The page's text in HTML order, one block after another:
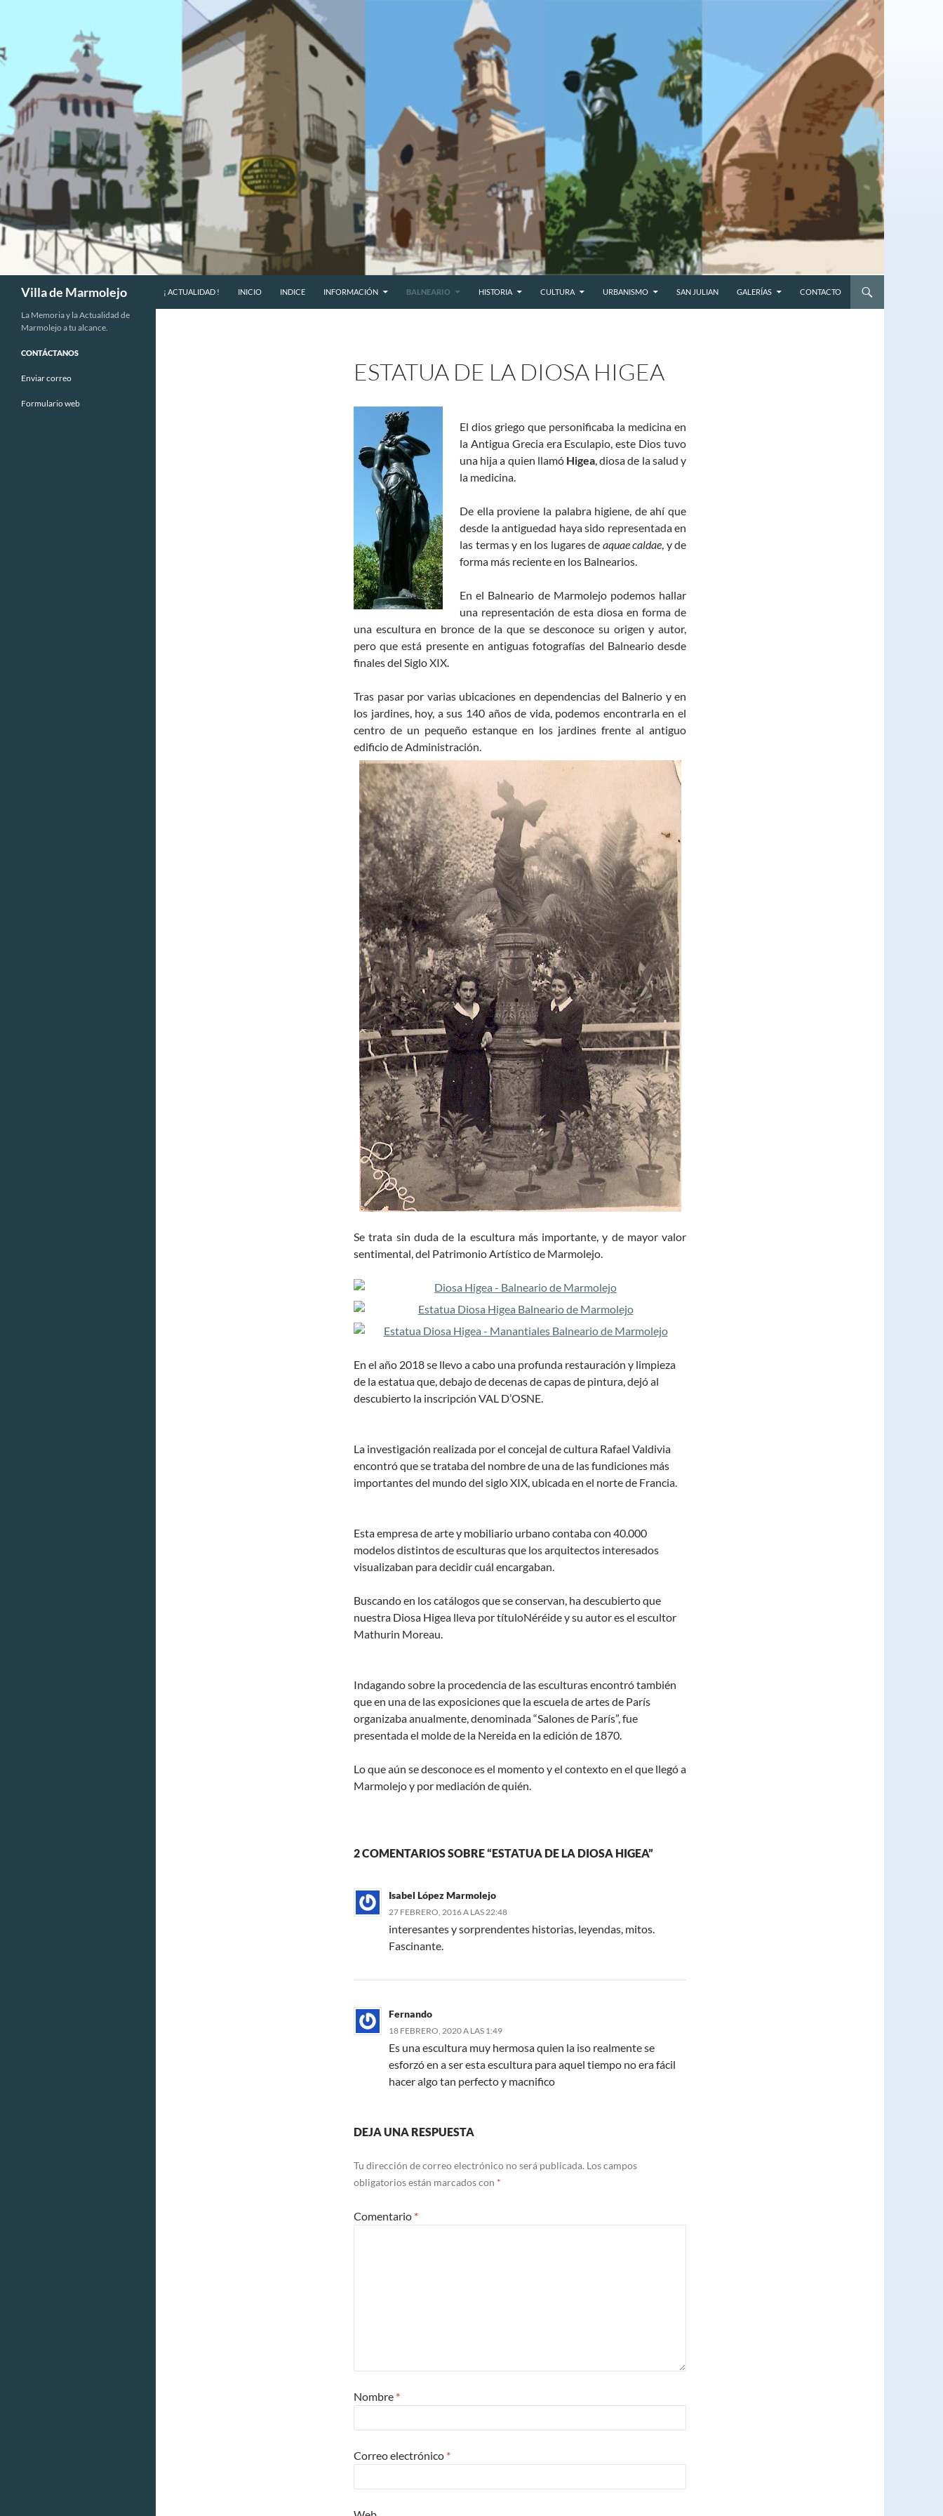
Villa de Marmolejo
¡ ACTUALIDAD !
INICIO INDICE INFORMACIÓN BALNEARIO HISTORIA CULTURA URBANISMO SAN JULIAN GALERÍAS CONTACTO
ESTATUA DE LA DIOSA HIGEA
El dios griego que personificaba la medicina en
la Antigua Grecia era Esculapio, este Dios tuvo
una hija a quien llamó Higea, diosa de la salud y
la medicina.
De ella proviene la palabra higiene, de ahí que
desde la antiguedad haya sido representada en
las termas y en los lugares de aquae caldae, y de
forma más reciente en los Balnearios.
En el Balneario de Marmolejo podemos hallar
una representación de esta diosa en forma de
una escultura en bronce de la que se desconoce su origen y autor,
pero que está presente en antiguas fotografías del Balneario desde
finales del Siglo XIX.
Tras pasar por varias ubicaciones en dependencias del Balnerio y en
los jardines, hoy, a sus 140 años de vida, podemos encontrarla en el
centro de un pequeño estanque en los jardines frente al antiguo
edificio de Administración.
Se trata sin duda de la escultura más importante, y de mayor valor
sentimental, del Patrimonio Artístico de Marmolejo.
En el año 2018 se llevo a cabo una profunda restauración y limpieza
de la estatua que, debajo de decenas de capas de pintura, dejó al
descubierto la inscripción VAL D’OSNE.
La investigación realizada por el concejal de cultura Rafael Valdivia
encontró que se trataba del nombre de una de las fundiciones más
importantes del mundo del siglo XIX, ubicada en el norte de Francia.
Esta empresa de arte y mobiliario urbano contaba con 40.000
modelos distintos de esculturas que los arquitectos interesados
visualizaban para decidir cuál encargaban.
Buscando en los catálogos que se conservan, ha descubierto que
nuestra Diosa Higea lleva por títuloNéréide y su autor es el escultor
Mathurin Moreau.
Indagando sobre la procedencia de las esculturas encontró también
que en una de las exposiciones que la escuela de artes de París
organizaba anualmente, denominada “Salones de París”, fue
presentada el molde de la Nereida en la edición de 1870.
Lo que aún se desconoce es el momento y el contexto en el que llegó a
Marmolejo y por mediación de quién.
2 COMENTARIOS SOBRE “ESTATUA DE LA DIOSA HIGEA”
Isabel López Marmolejo
27 FEBRERO, 2016 A LAS 22:48
interesantes y sorprendentes historias, leyendas, mitos.
Fascinante.
Fernando
18 FEBRERO, 2020 A LAS 1:49
Es una escultura muy hermosa quien la iso realmente se
esforzó en a ser esta escultura para aquel tiempo no era fácil
hacer algo tan perfecto y macnifico
DEJA UNA RESPUESTA
Tu dirección de correo electrónico no será publicada. Los campos
obligatorios están marcados con *
Comentario *
Nombre *
Correo electrónico *
La Memoria y la Actualidad de
Marmolejo a tu alcance.
CONTÁCTANOS
Enviar correo
Formulario web